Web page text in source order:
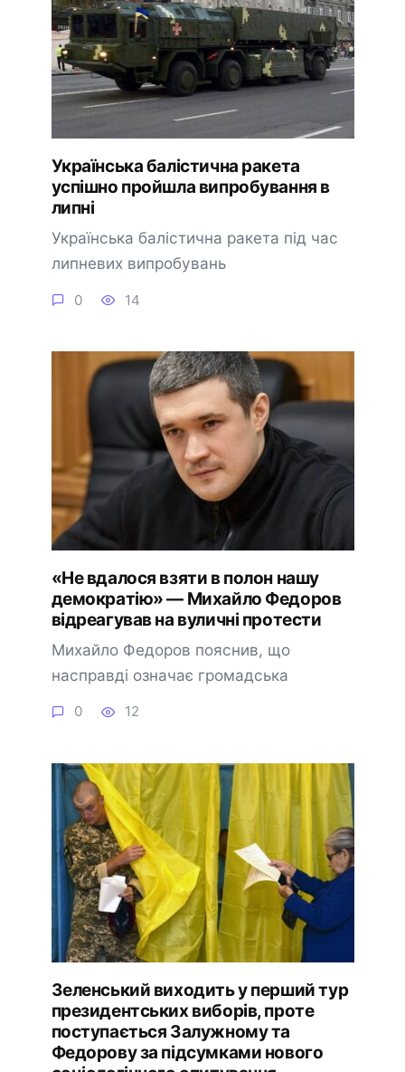
Українська балістична ракета
успішно пройшла випробування в
липні
Українська балістична ракета під час
липневих випробувань
0 14
«Не вдалося взяти в полон нашу
демократію» — Михайло Федоров
відреагував на вуличні протести
Михайло Федоров пояснив, що
насправді означає громадська
0 12
Зеленський виходить у перший тур
президентських виборів, проте
поступається Залужному та
Федорову за підсумками нового